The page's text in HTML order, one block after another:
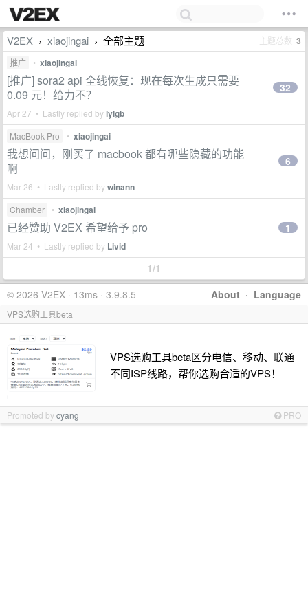
V2EX › xiaojingai › 全部主题 主题总数 3
推广 • xiaojingai
[推广] sora2 api 全线恢复：现在每次生成只需要
0.09 元！给力不？
Apr 27 • Lastly replied bylylgb
32
MacBook Pro • xiaojingai
我想问问，刚买了 macbook 都有哪些隐藏的功能
啊
Mar 26 • Lastly replied bywinann
6
Chamber • xiaojingai
已经赞助 V2EX 希望给予 pro
Mar 24 • Lastly replied by Livid
1
1/1
About · Language
© 2026 V2EX · 13ms · 3.9.8.5
VPS选购工具beta
VPS选购工具beta区分电信、移动、联通
不同ISP线路，帮你选购合适的VPS！
Promoted bycyang PRO